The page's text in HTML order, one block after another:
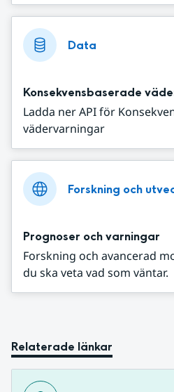
Data
Konsekvensbaserade
Ladda ner API för
vädervarningar
Forskning och
Prognoser och varningar
Forskning och avancerad
du ska veta vad som väntar.
Relaterade länkar